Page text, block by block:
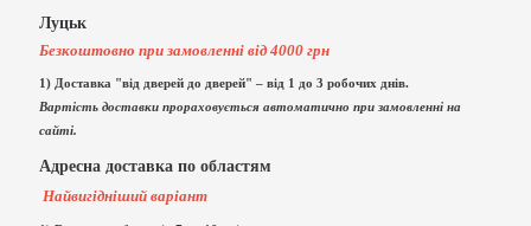
Луцьк
Безкоштовно при замовленні від 4000 грн
1) Доставка "від дверей до дверей" – від 1 до 3 робочих днів.
Вартість доставки прораховується автоматично при замовленні на
сайті.
Адресна доставка по областям
Найвигідніший варіант